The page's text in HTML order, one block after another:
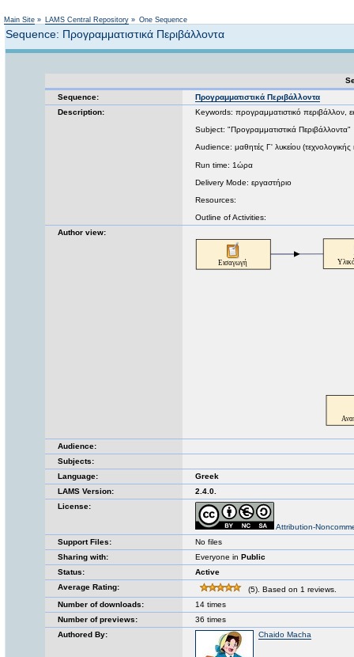
Main Site » LAMS Central Repository » One Sequence
Sequence: Προγραμματιστικά Περιβάλλοντα
Sequence:
Προγραμματιστικά Περιβάλλοντα
Description:
Keywords: προγραμματιστικό περιβάλλον,
Subject: "Προγραμματιστικά Περιβάλλοντα"
Audience: μαθητές Γ' λυκείου (τεχνολογικής
Run time: 1ώρα
Delivery Mode: εργαστήριο
Resources:
Outline of Activities:
Author view:
Audience:
Subjects:
Language:
Greek
LAMS Version:
2.4.0.
License:
Attribution-
Support Files:
No files
Sharing with:
Everyone in Public
Status:
Active
Average Rating:
(5). Based on 1 reviews.
Number of downloads:
14 times
Number of previews:
36 times
Authored By:
Chaido Macha